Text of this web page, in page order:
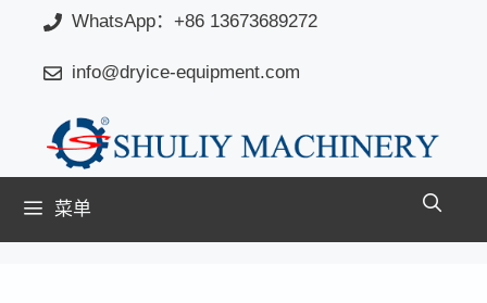
WhatsApp：+86 13673689272
info@dryice-equipment.com
菜单